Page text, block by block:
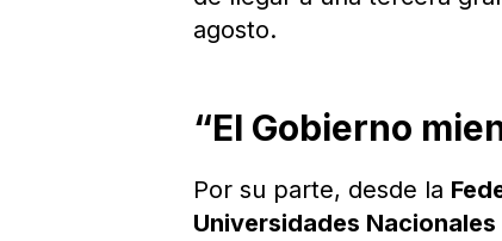
agosto.
“El Gobierno
Por su parte, desde la
Universidades Nacionales